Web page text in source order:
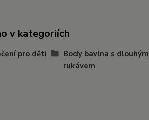
v kategoriích
pro děti
Body bavlna s dlouhým
rukávem